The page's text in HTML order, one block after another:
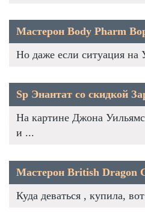
Мастерон Body Pharm
Но даже если ситуация на
Sp Энантат со скидкой
На картине Джона
и ...
Мастерон British Dragon
Куда деваться , купила,